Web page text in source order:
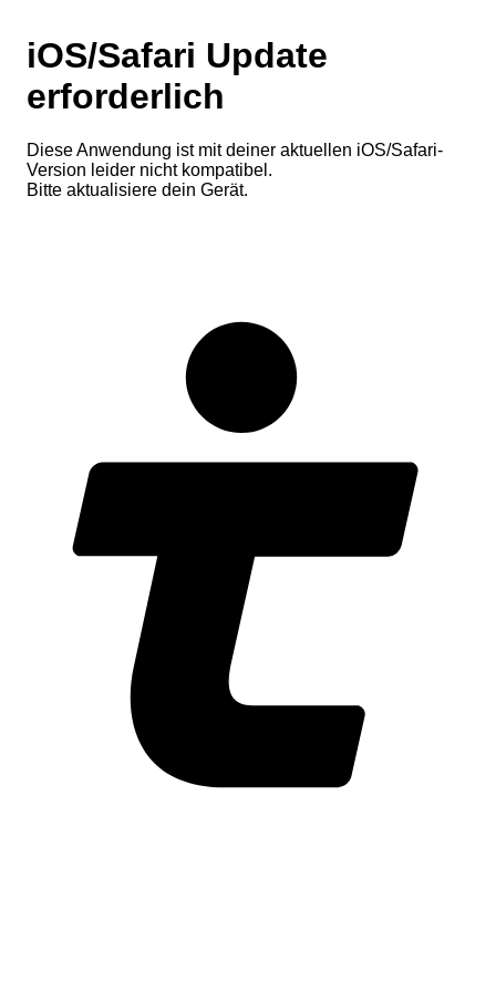
iOS/Safari Update
erforderlich
Diese Anwendung ist mit deiner aktuellen iOS/Safari-
Version leider nicht kompatibel.
Bitte aktualisiere dein Gerät.